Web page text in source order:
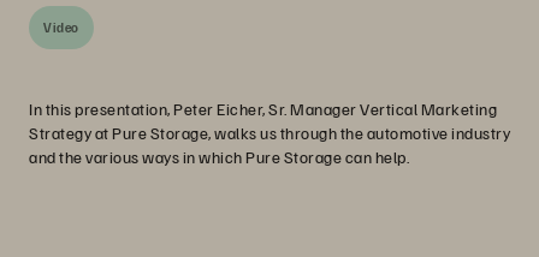
Video
In this presentation, Peter Eicher, Sr. Manager Vertical Marketing
Strategy at Pure Storage, walks us through the automotive industry
and the various ways in which Pure Storage can help.